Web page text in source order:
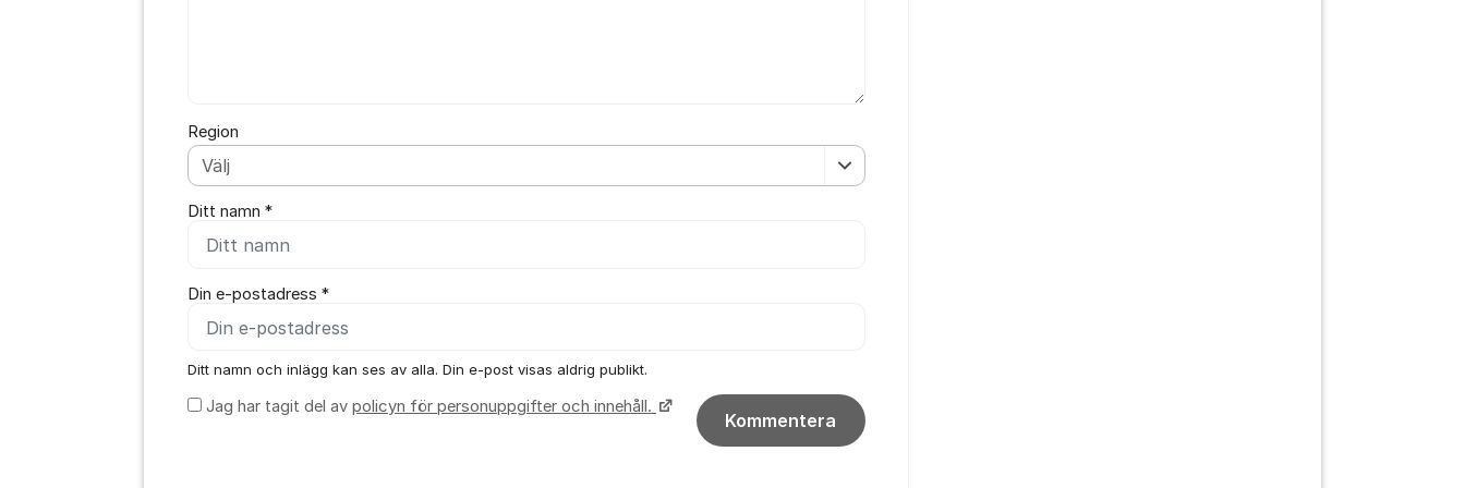
Region
Ditt namn *
Din e-postadress *
Ditt namn och inlägg kan ses av alla. Din e-post visas aldrig publikt.
Jag har tagit del av policyn för personuppgifter och innehåll.
Kommentera